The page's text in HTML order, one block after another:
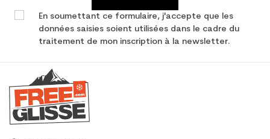
En soumettant ce formulaire, j'accepte que les
données saisies soient utilisées dans le cadre du
traitement de mon inscription à la newsletter.